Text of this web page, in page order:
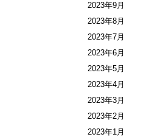
2023年9月
2023年8月
2023年7月
2023年6月
2023年5月
2023年4月
2023年3月
2023年2月
2023年1月